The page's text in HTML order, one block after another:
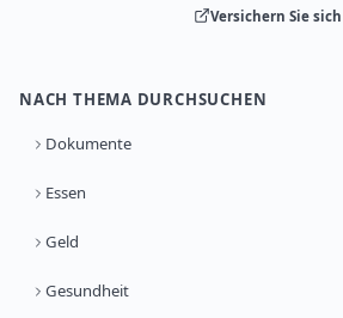
Versichern Sie sich
NACH THEMA DURCHSUCHEN
Dokumente
Essen
Geld
Gesundheit